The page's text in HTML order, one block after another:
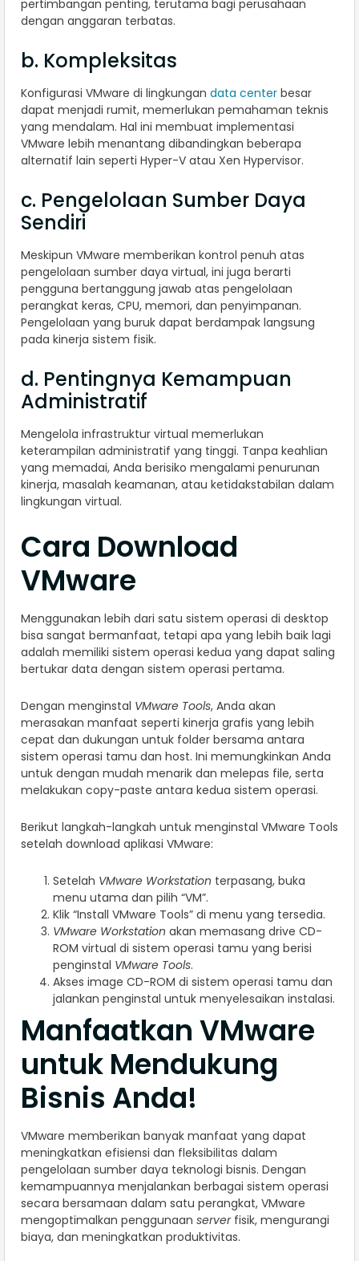
pertimbangan penting, terutama bagi perusahaan
dengan anggaran terbatas.
b. Kompleksitas
Konfigurasi VMware di lingkungan data center besar
dapat menjadi rumit, memerlukan pemahaman teknis
yang mendalam. Hal ini membuat implementasi
VMware lebih menantang dibandingkan beberapa
alternatif lain seperti Hyper-V atau Xen Hypervisor.
c. Pengelolaan Sumber Daya
Sendiri
Meskipun VMware memberikan kontrol penuh atas
pengelolaan sumber daya virtual, ini juga berarti
pengguna bertanggung jawab atas pengelolaan
perangkat keras, CPU, memori, dan penyimpanan.
Pengelolaan yang buruk dapat berdampak langsung
pada kinerja sistem fisik.
d. Pentingnya Kemampuan
Administratif
Mengelola infrastruktur virtual memerlukan
keterampilan administratif yang tinggi. Tanpa keahlian
yang memadai, Anda berisiko mengalami penurunan
kinerja, masalah keamanan, atau ketidakstabilan dalam
lingkungan virtual.
Cara Download
VMware
Menggunakan lebih dari satu sistem operasi di desktop
bisa sangat bermanfaat, tetapi apa yang lebih baik lagi
adalah memiliki sistem operasi kedua yang dapat saling
bertukar data dengan sistem operasi pertama.
Dengan menginstal VMware Tools, Anda akan
merasakan manfaat seperti kinerja grafis yang lebih
cepat dan dukungan untuk folder bersama antara
sistem operasi tamu dan host. Ini memungkinkan Anda
untuk dengan mudah menarik dan melepas file, serta
melakukan copy-paste antara kedua sistem operasi.
Berikut langkah-langkah untuk menginstal VMware Tools
setelah download aplikasi VMware:
Setelah VMware Workstation terpasang, buka
menu utama dan pilih “VM”.
Klik “Install VMware Tools” di menu yang tersedia.
VMware Workstation akan memasang drive CD-
ROM virtual di sistem operasi tamu yang berisi
penginstal VMware Tools.
Akses image CD-ROM di sistem operasi tamu dan
jalankan penginstal untuk menyelesaikan instalasi.
Manfaatkan VMware
untuk Mendukung
Bisnis Anda!
VMware memberikan banyak manfaat yang dapat
meningkatkan efisiensi dan fleksibilitas dalam
pengelolaan sumber daya teknologi bisnis. Dengan
kemampuannya menjalankan berbagai sistem operasi
secara bersamaan dalam satu perangkat, VMware
mengoptimalkan penggunaan serverfisik, mengurangi
biaya, dan meningkatkan produktivitas.